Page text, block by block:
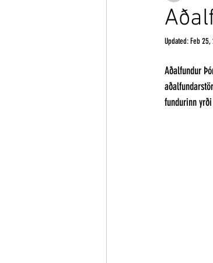
Updated:Feb 25,
Aðalfundur
fundurinn